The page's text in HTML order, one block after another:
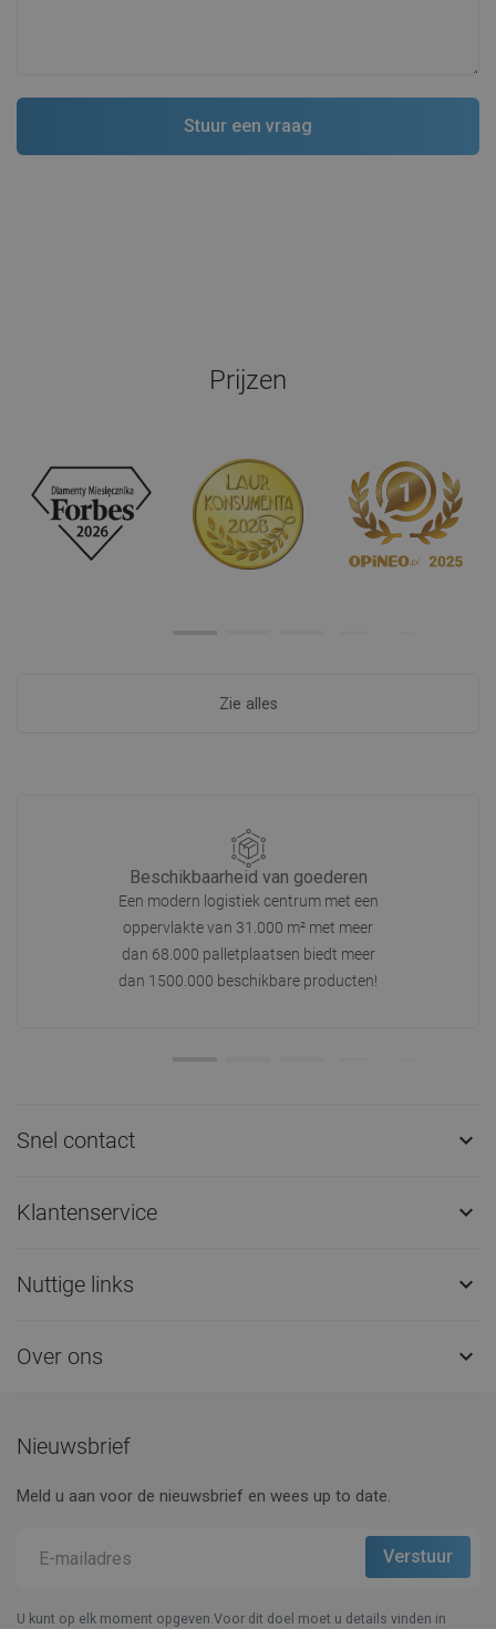
Prijzen
Zie alles
Beschikbaarheid van goederen
Een modern logistiek centrum met een
oppervlakte van 31.000 m² met meer
dan 68.000 palletplaatsen biedt meer
dan 1500.000 beschikbare producten!
Snel contact 
Klantenservice 
Nuttige links 
Over ons 
Nieuwsbrief
Meld u aan voor de nieuwsbrief en wees up to date.
U kunt op elk moment opgeven.Voor dit doel moet u details vinden in